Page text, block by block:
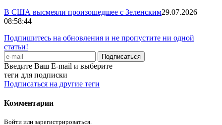
В США высмеяли произошедшее с Зеленским29.07.2026
08:58:44
Подпишитесь на обновления и не пропустите ни одной
статьи!
Введите Ваш E-mail и выберите
теги для подписки
Подписаться на другие теги
Комментарии
Войти или зарегистрироваться.